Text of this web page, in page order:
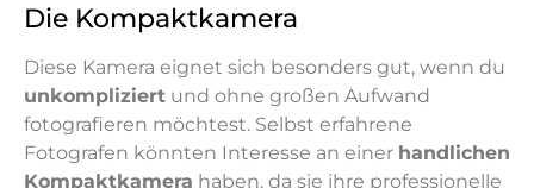
Die Kompaktkamera
Diese Kamera eignet sich besonders gut, wenn du
unkompliziert und ohne großen Aufwand
fotografieren möchtest. Selbst erfahrene
Fotografen könnten Interesse an einer handlichen
Kompaktkamera haben, da sie ihre professionelle